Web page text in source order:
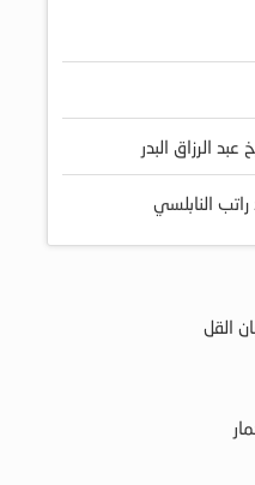
الرزاق البدر
النابلسي
القل